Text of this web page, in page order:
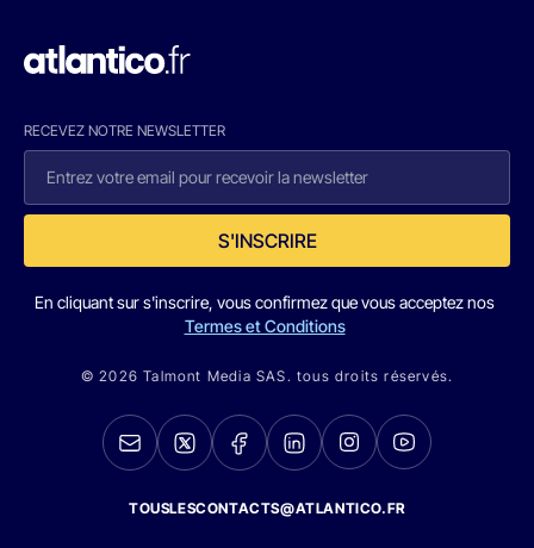
RECEVEZ NOTRE NEWSLETTER
S'INSCRIRE
En cliquant sur s'inscrire, vous confirmez que vous acceptez nos
Termes et Conditions
© 2026 Talmont Media SAS. tous droits réservés.
TOUSLESCONTACTS@ATLANTICO.FR